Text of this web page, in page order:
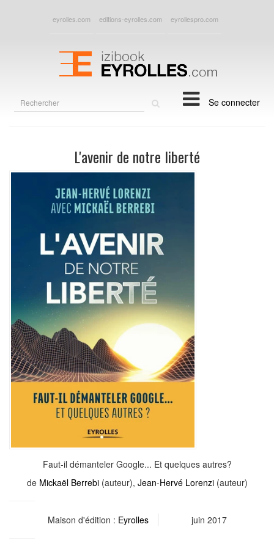
eyrolles.com editions-eyrolles.com eyrollespro.com
Se connecter
L'avenir de notre liberté
Faut-il démanteler Google... Et quelques autres?
de Mickaël Berrebi(auteur), Jean-Hervé Lorenzi(auteur)
Maison d'édition : Eyrolles juin 2017